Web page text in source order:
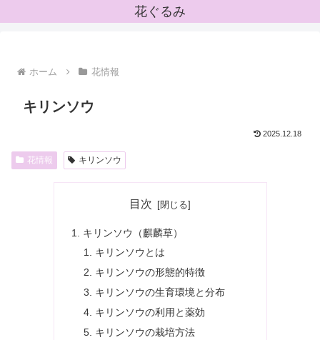
花ぐるみ
ホーム 花情報
キリンソウ
2025.12.18
花情報 キリンソウ
目次
キリンソウ（麒麟草）
キリンソウとは
キリンソウの形態的特徴
キリンソウの生育環境と分布
キリンソウの利用と薬効
キリンソウの栽培方法